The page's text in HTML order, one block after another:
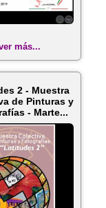
más...
2 - Muestra
de Pinturas y
- Marte...